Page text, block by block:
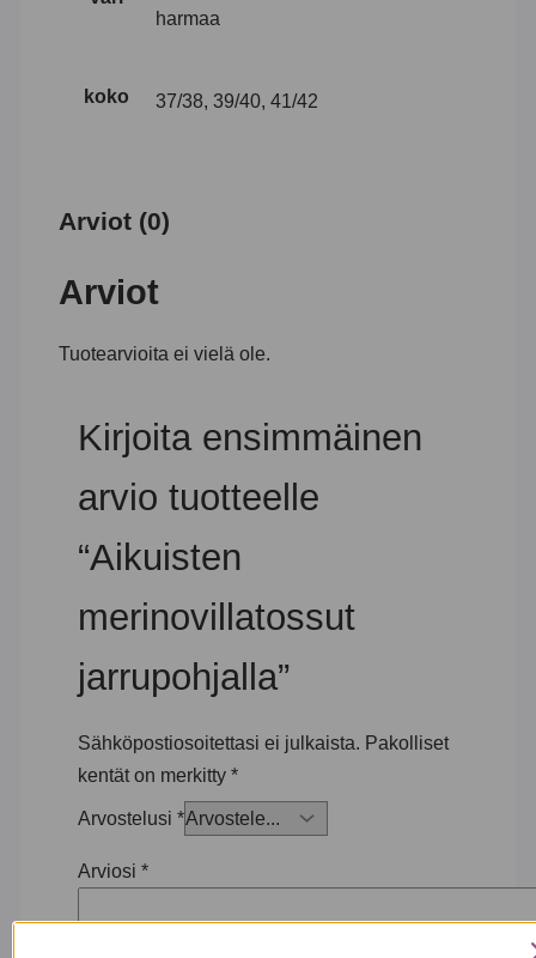
harmaa
koko 37/38, 39/40, 41/42
Arviot (0)
Arviot
Tuotearvioita ei vielä ole.
Kirjoita ensimmäinen
arvio tuotteelle
“Aikuisten
merinovillatossut
jarrupohjalla”
Sähköpostiosoitettasi ei julkaista. Pakolliset
kentät on merkitty *
Arvostelusi *
Arviosi *